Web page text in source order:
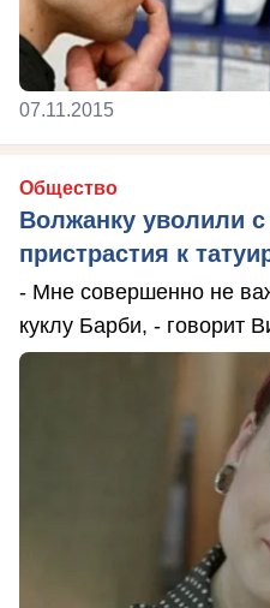
07.11.2015
Общество
Волжанку уволили
пристрастия к
- Мне совершенно не
куклу Барби, - говорит